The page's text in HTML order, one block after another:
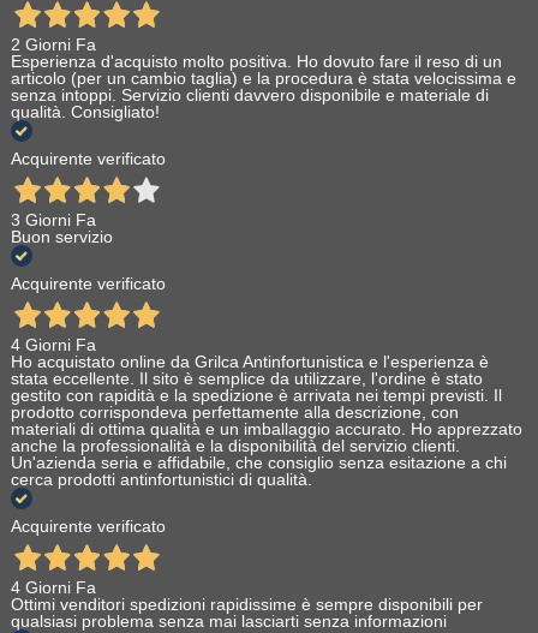
2 Giorni Fa
Esperienza d'acquisto molto positiva. Ho dovuto fare il reso di un
articolo (per un cambio taglia) e la procedura è stata velocissima e
senza intoppi. Servizio clienti davvero disponibile e materiale di
qualità. Consigliato!
Acquirente verificato
3 Giorni Fa
Buon servizio
Acquirente verificato
4 Giorni Fa
Ho acquistato online da Grilca Antinfortunistica e l'esperienza è
stata eccellente. Il sito è semplice da utilizzare, l'ordine è stato
gestito con rapidità e la spedizione è arrivata nei tempi previsti. Il
prodotto corrispondeva perfettamente alla descrizione, con
materiali di ottima qualità e un imballaggio accurato. Ho apprezzato
anche la professionalità e la disponibilità del servizio clienti.
Un'azienda seria e affidabile, che consiglio senza esitazione a chi
cerca prodotti antinfortunistici di qualità.
Acquirente verificato
4 Giorni Fa
Ottimi venditori spedizioni rapidissime è sempre disponibili per
qualsiasi problema senza mai lasciarti senza informazioni